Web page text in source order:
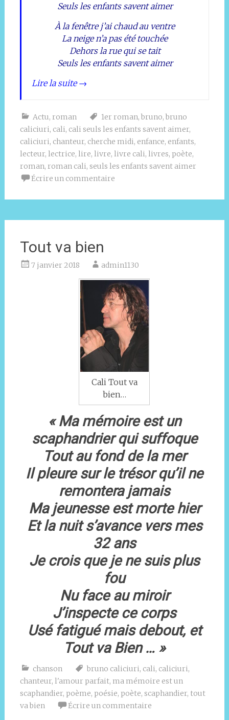
Seuls les enfants savent aimer
À la fenêtre j’ai chaud au ventre
La neige n’a pas été touchée
Dehors la rue qui se tait
Seuls les enfants savent aimer
Lire la suite→
Actu, roman 1er roman, bruno, bruno
caliciuri, cali, cali seuls les enfants savent aimer,
caliciuri, chanteur, cherche midi, enfance, enfants,
lecteur, lectrice, lire, livre, livre cali, livres, poète,
roman, roman cali, seuls les enfants savent aimer
Écrire un commentaire
Tout va bien
7 janvier 2018 admin1130
Cali Tout va
bien…
« Ma mémoire est un
scaphandrier qui suffoque
Tout au fond de la mer
Il pleure sur le trésor qu’il ne
remontera jamais
Ma jeunesse est morte hier
Et la nuit s’avance vers mes
32 ans
Je crois que je ne suis plus
fou
Nu face au miroir
J’inspecte ce corps
Usé fatigué mais debout, et
Tout va Bien … »
chanson bruno caliciuri, cali, caliciuri,
chanteur, l'amour parfait, ma mémoire est un
scaphandier, poème, poésie, poète, scaphandier, tout
va bien
Écrire un commentaire